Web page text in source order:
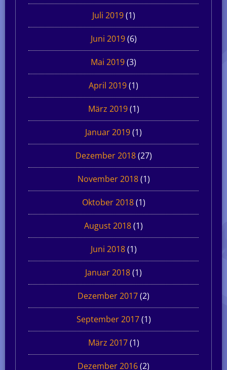
Juli 2019(1)
Juni 2019(6)
Mai 2019(3)
April 2019(1)
März 2019(1)
Januar 2019(1)
Dezember 2018(27)
November 2018(1)
Oktober 2018(1)
August 2018(1)
Juni 2018(1)
Januar 2018(1)
Dezember 2017(2)
September 2017(1)
März 2017(1)
Dezember 2016(2)